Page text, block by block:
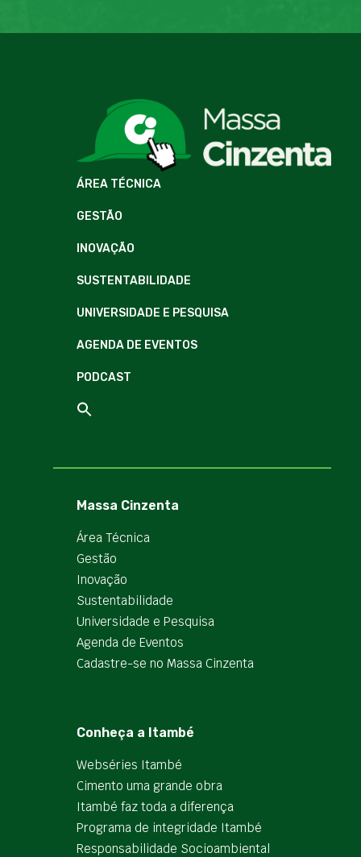
ÁREA TÉCNICA
GESTÃO
INOVAÇÃO
SUSTENTABILIDADE
UNIVERSIDADE E PESQUISA
AGENDA DE EVENTOS
PODCAST
Massa Cinzenta
Área Técnica
Gestão
Inovação
Sustentabilidade
Universidade e Pesquisa
Agenda de Eventos
Cadastre-se no Massa Cinzenta
Conheça a Itambé
Webséries Itambé
Cimento uma grande obra
Itambé faz toda a diferença
Programa de integridade Itambé
Responsabilidade Socioambiental